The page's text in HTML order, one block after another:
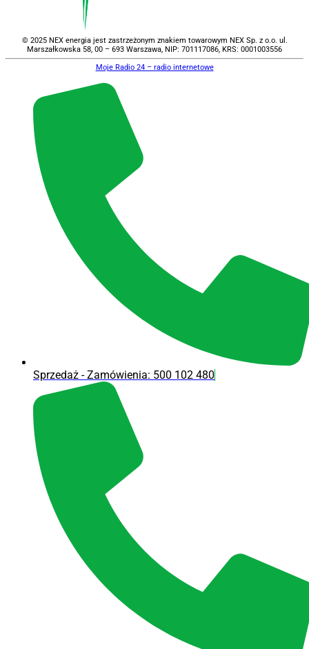
© 2025 NEX energia jest zastrzeżonym znakiem towarowym NEX Sp. z o.o. ul.
Marszałkowska 58, 00 – 693 Warszawa, NIP: 701117086, KRS: 0001003556
Moje Radio 24 – radio internetowe
Sprzedaż - Zamówienia: 500 102 480